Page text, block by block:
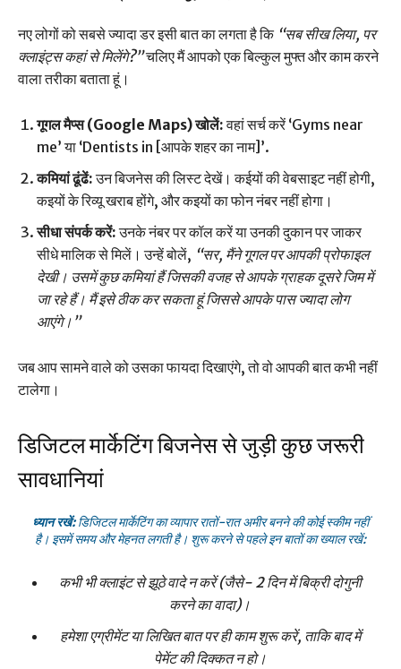
नए लोगों को सबसे ज्यादा डर इसी बात का लगता है कि “सब सीख लिया, पर
क्लाइंट्स कहां से मिलेंगे?”चलिए मैं आपको एक बिल्कुल मुफ्त और काम करने
वाला तरीका बताता हूं।
गूगल मैप्स (Google Maps) खोलें:वहां सर्च करें ‘Gyms near
me’ या ‘Dentists in [आपके शहर का नाम]’.
कमियां ढूंढें:उन बिजनेस की लिस्ट देखें। कईयों की वेबसाइट नहीं होगी,
कइयों के रिव्यू खराब होंगे, और कइयों का फोन नंबर नहीं होगा।
सीधा संपर्क करें:उनके नंबर पर कॉल करें या उनकी दुकान पर जाकर
सीधे मालिक से मिलें। उन्हें बोलें, “सर, मैंने गूगल पर आपकी प्रोफाइल
देखी। उसमें कुछ कमियां हैं जिसकी वजह से आपके ग्राहक दूसरे जिम में
जा रहे हैं। मैं इसे ठीक कर सकता हूं जिससे आपके पास ज्यादा लोग
आएंगे।”
जब आप सामने वाले को उसका फायदा दिखाएंगे, तो वो आपकी बात कभी नहीं
टालेगा।
डिजिटल मार्केटिंग बिजनेस से जुड़ी कुछ जरूरी
सावधानियां
ध्यान रखें:डिजिटल मार्केटिंग का व्यापार रातों-रात अमीर बनने की कोई स्कीम नहीं
है। इसमें समय और मेहनत लगती है। शुरू करने से पहले इन बातों का ख्याल रखें:
कभी भी क्लाइंट से झूठे वादे न करें (जैसे- 2 दिन में बिक्री दोगुनी
करने का वादा)।
हमेशा एग्रीमेंट या लिखित बात पर ही काम शुरू करें, ताकि बाद में
पेमेंट की दिक्कत न हो।